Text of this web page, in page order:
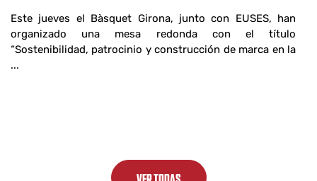
Este jueves el Bàsquet Girona, junto con EUSES, han
organizado una mesa redonda con el título
“Sostenibilidad, patrocinio y construcción de marca en la
...